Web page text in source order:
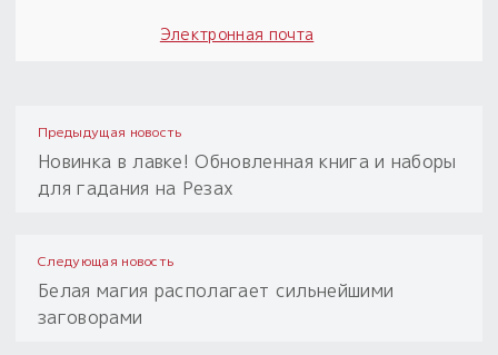
Электронная почта
Предыдущая новость
Новинка в лавке! Обновленная книга и наборы
для гадания на Резах
Следующая новость
Белая магия располагает сильнейшими
заговорами